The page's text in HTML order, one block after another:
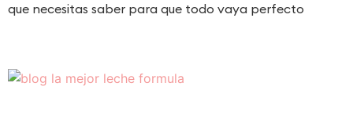
que necesitas saber para que todo vaya perfecto